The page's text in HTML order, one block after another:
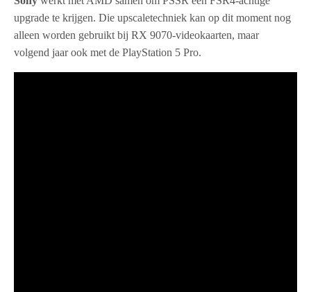
upgrade te krijgen. Die upscaletechniek kan op dit moment nog
alleen worden gebruikt bij RX 9070-videokaarten, maar
volgend jaar ook met de PlayStation 5 Pro.